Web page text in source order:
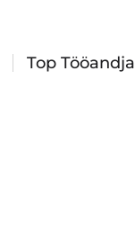
Top Tööandja